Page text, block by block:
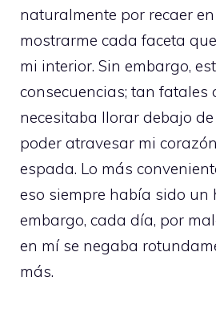
naturalmente por recaer
mostrarme cada faceta
mi interior. Sin embargo,
consecuencias; tan fatales
necesitaba llorar debajo
poder atravesar mi
espada. Lo más
eso siempre había sido un
embargo, cada día, por
en mí se negaba
más.